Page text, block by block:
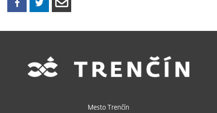
Mesto Trenčín